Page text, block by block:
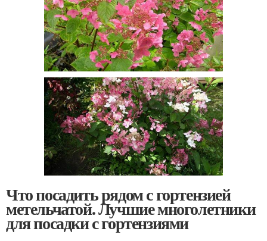
Что посадить рядом с гортензией
метельчатой. Лучшие многолетники
для посадки с гортензиями